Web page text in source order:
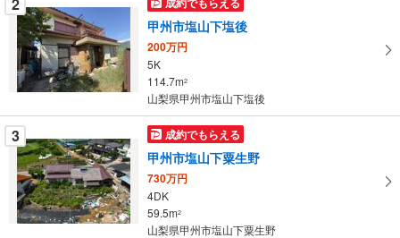
マ
イ
ペ
ー
に
保
存
す
る
2
甲州市塩山下塩後
200万円
5K
114.7m2
山梨県甲州市塩山下塩後
3 成約でもらえる
甲州市塩山下粟生野
730万円
4DK
59.5m2
山梨県甲州市塩山下粟生野